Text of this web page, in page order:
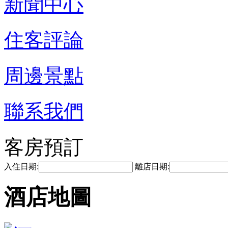
住客評論
周邊景點
聯系我們
客房預訂
入住日期: 離店日期:
酒店地圖